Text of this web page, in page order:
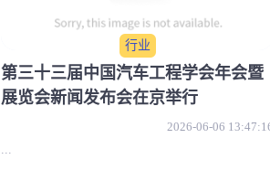
行业
第三十三届中国汽车工程学会年会暨
展览会新闻发布会在京举行
2026-06-06